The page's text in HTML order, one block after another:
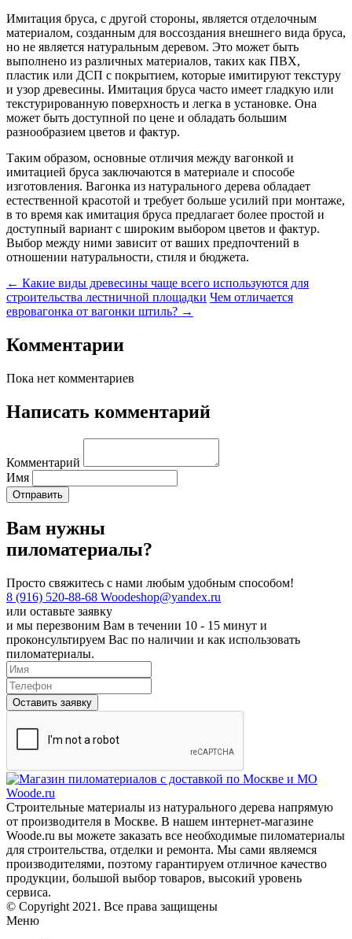
Имитация бруса, с другой стороны, является отделочным
материалом, созданным для воссоздания внешнего вида бруса,
но не является натуральным деревом. Это может быть
выполнено из различных материалов, таких как ПВХ,
пластик или ДСП с покрытием, которые имитируют текстуру
и узор древесины. Имитация бруса часто имеет гладкую или
текстурированную поверхность и легка в установке. Она
может быть доступной по цене и обладать большим
разнообразием цветов и фактур.
Таким образом, основные отличия между вагонкой и
имитацией бруса заключаются в материале и способе
изготовления. Вагонка из натурального дерева обладает
естественной красотой и требует больше усилий при монтаже,
в то время как имитация бруса предлагает более простой и
доступный вариант с широким выбором цветов и фактур.
Выбор между ними зависит от ваших предпочтений в
отношении натуральности, стиля и бюджета.
← Какие виды древесины чаще всего используются для
строительства лестничной площадки Чем отличается
евровагонка от вагонки штиль? →
Комментарии
Пока нет комментариев
Написать комментарий
Комментарий
Имя
Вам нужны
пиломатериалы?
Просто свяжитесь с нами любым удобным способом!
8 (916) 520-88-68 Woodeshop@yandex.ru
или оставьте заявку
и мы перезвоним Вам в течении 10 - 15 минут и
проконсультируем Вас по наличии и как использовать
пиломатериалы.
Оставить заявку
Строительные материалы из натурального дерева напрямую
от производителя в Москве. В нашем интернет-магазине
Woode.ru вы можете заказать все необходимые пиломатериалы
для строительства, отделки и ремонта. Мы сами являемся
производителями, поэтому гарантируем отличное качество
продукции, большой выбор товаров, высокий уровень
сервиса.
© Copyright 2021. Все права защищены
Меню